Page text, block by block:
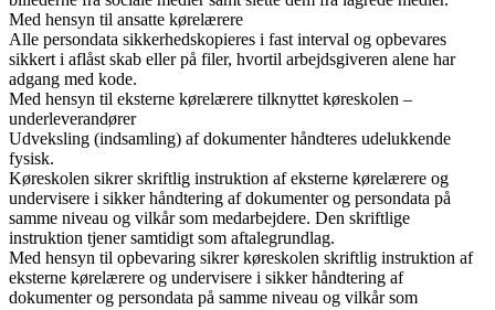
Med hensyn til ansatte kørelærere
Alle persondata sikkerhedskopieres i fast interval og opbevares
sikkert i aflåst skab eller på filer, hvortil arbejdsgiveren alene har
adgang med kode.
Med hensyn til eksterne kørelærere tilknyttet køreskolen –
underleverandører
Udveksling (indsamling) af dokumenter håndteres udelukkende
fysisk.
Køreskolen sikrer skriftlig instruktion af eksterne kørelærere og
undervisere i sikker håndtering af dokumenter og persondata på
samme niveau og vilkår som medarbejdere. Den skriftlige
instruktion tjener samtidigt som aftalegrundlag.
Med hensyn til opbevaring sikrer køreskolen skriftlig instruktion af
eksterne kørelærere og undervisere i sikker håndtering af
dokumenter og persondata på samme niveau og vilkår som